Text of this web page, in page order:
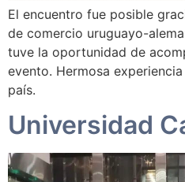
El encuentro fue posible
de comercio uruguayo-
tuve la oportunidad de
evento. Hermosa
país.
Universidad